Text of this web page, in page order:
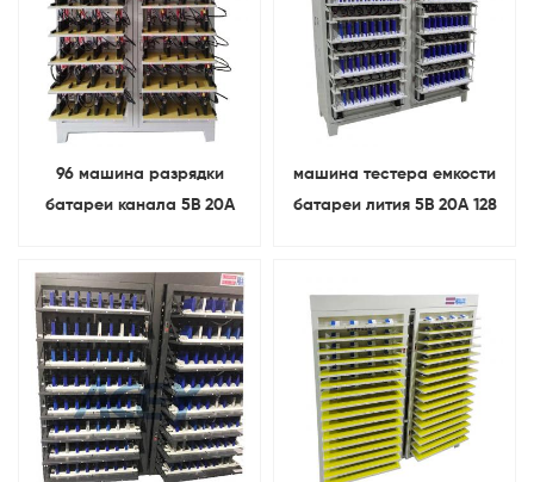
96 машина разрядки
батареи канала 5В 20А
машина тестера емкости
батареи лития 5В 20А 128